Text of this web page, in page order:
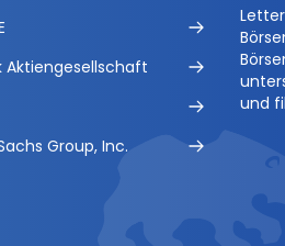
Aktiengesellschaft
Group, Inc.
und